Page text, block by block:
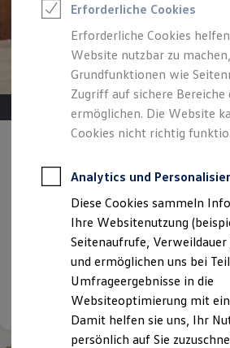
Elektroauto Leasing
Kleinwagen-Leasing
Leasing ohne Anzahlung
Finanzierung
Autokredit mit
Versicherungen und
Kfz-Versicherung
Garantien
Professional Class bei
Behörden
Direktkunden
Sonderfahrzeuge
Anpfiff zum Gewinn
Elektromobilität
Elektroautos
ID. Tutorials
Elektrofahrzeugkonzepte
ID. EVERY1
Reichweite
Der neue ID. Polo
Ab 269,00 €mtl. leasen für
Sonderzahlung | 48 Monate Laufzeit
Fahrleistung: 10.000 km
Details ansehen
Erforderliche Cookies
Erforderliche Cookies
Website nutzbar zu
Grundfunktionen wie
Zugriff auf sichere Bereiche
ermöglichen. Die Website
Cookies nicht richtig
Analytics und
Diese Cookies sammeln
Ihre Websitenutzung
Seitenaufrufe, Verweildauer
und ermöglichen uns bei
Umfrageergebnisse in die
Websiteoptimierung mit
Damit helfen sie uns, Ihr
persönlich auf Sie